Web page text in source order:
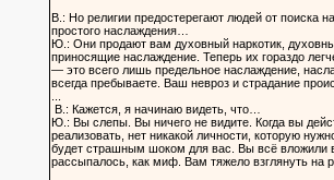
В.: Но религии предостерегают людей от поиска
простого наслаждения…
Ю.: Они продают вам духовный наркотик,
приносящие наслаждение. Теперь их гораздо
— это всего лишь предельное наслаждение,
всегда пребываете. Ваш невроз и страдание
В.: Кажется, я начинаю видеть, что…
Ю.: Вы слепы. Вы ничего не видите. Когда вы
реализовать, нет никакой личности, которую
будет страшным шоком для вас. Вы всё вложили
рассыпалось, как миф. Вам тяжело взглянуть на